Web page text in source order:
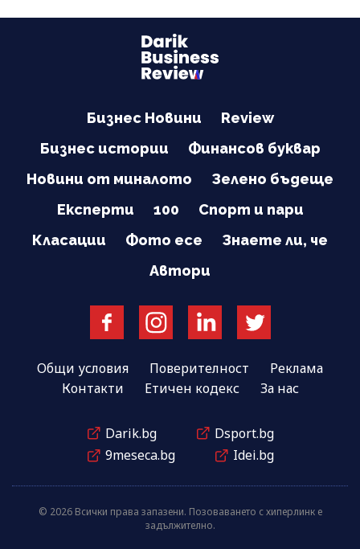
Бизнес Новини
Review
Бизнес истории
Финансов буквар
Новини от миналото
Зелено бъдеще
Експерти
100
Спорт и пари
Класации
Фото есе
Знаете ли, че
Автори
Общи условия Поверителност
Реклама
Контакти
Етичен кодекс За нас
Darik.bg
Dsport.bg
9meseca.bg
Idei.bg
© 2026 Всички права запазени. Позоваването с хиперлинк е
задължително.